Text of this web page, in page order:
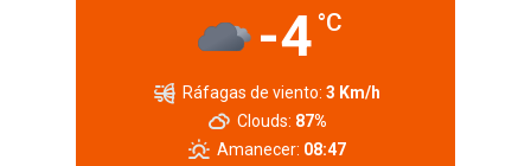
-4 °C
Ráfagas de viento: 3 Km/h
Clouds: 87%
Amanecer: 08:47